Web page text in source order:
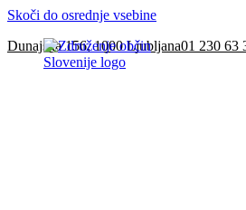
Skoči do osrednje vsebine
Dunajska 156, 1000 Ljubljana01 230 63